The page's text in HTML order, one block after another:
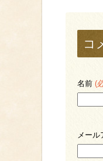
コ
名前 (
メール